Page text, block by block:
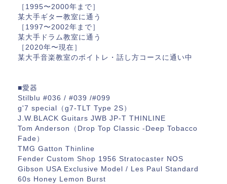
［1995〜2000年まで］
某大手ギター教室に通う
［1997〜2002年まで］
某大手ドラム教室に通う
［2020年〜現在］
某大手音楽教室のボイトレ・話し方コースに通い中
■愛器
Stilblu #036 / #039 /#099
g'7 special（g7-TLT Type 2S）
J.W.BLACK Guitars JWB JP-T THINLINE
Tom Anderson（Drop Top Classic -Deep Tobacco
Fade）
TMG Gatton Thinline
Fender Custom Shop 1956 Stratocaster NOS
Gibson USA Exclusive Model / Les Paul Standard
60s Honey Lemon Burst